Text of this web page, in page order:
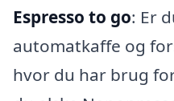
Espresso to go: Er
automatkaffe og
hvor du har brug